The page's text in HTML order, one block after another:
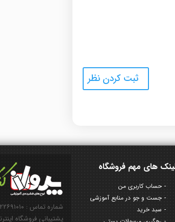
شماره تماس : ۲۲۶۹۱۰۱۰-(۰۲۱)
پشتیبانی فروشگاه
های مهم فروشگاه
حساب کاربری من
جست و جو در منابع آموزشی
سبد خرید